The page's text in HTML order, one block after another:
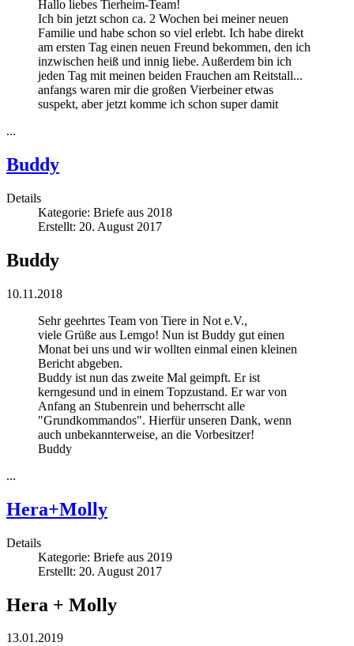
Hallo liebes Tierheim-Team!
Ich bin jetzt schon ca. 2 Wochen bei meiner neuen
Familie und habe schon so viel erlebt. Ich habe direkt
am ersten Tag einen neuen Freund bekommen, den ich
inzwischen heiß und innig liebe. Außerdem bin ich
jeden Tag mit meinen beiden Frauchen am Reitstall...
anfangs waren mir die großen Vierbeiner etwas
suspekt, aber jetzt komme ich schon super damit
...
Buddy
Details
Kategorie: Briefe aus 2018
Erstellt: 20. August 2017
Buddy
10.11.2018
Sehr geehrtes Team von Tiere in Not e.V.,
viele Grüße aus Lemgo! Nun ist Buddy gut einen
Monat bei uns und wir wollten einmal einen kleinen
Bericht abgeben.
Buddy ist nun das zweite Mal geimpft. Er ist
kerngesund und in einem Topzustand. Er war von
Anfang an Stubenrein und beherrscht alle
"Grundkommandos". Hierfür unseren Dank, wenn
auch unbekannterweise, an die Vorbesitzer!
Buddy
...
Hera+Molly
Details
Kategorie: Briefe aus 2019
Erstellt: 20. August 2017
Hera + Molly
13.01.2019